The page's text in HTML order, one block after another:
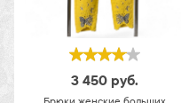
3 450 руб.